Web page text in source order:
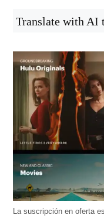
Translate with AI
La suscripción en oferta